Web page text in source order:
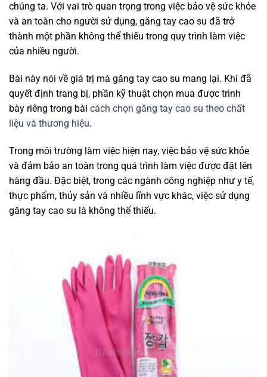
chúng ta. Với vai trò quan trọng trong việc bảo vệ sức khỏe
và an toàn cho người sử dụng, găng tay cao su đã trở
thành một phần không thể thiếu trong quy trình làm việc
của nhiều người.
Bài này nói về giá trị mà găng tay cao su mang lại. Khi đã
quyết định trang bị, phần kỹ thuật chọn mua được trình
bày riêng trong bài cách chọn găng tay cao su theo chất
liệu và thương hiệu.
Trong môi trường làm việc hiện nay, việc bảo vệ sức khỏe
và đảm bảo an toàn trong quá trình làm việc được đặt lên
hàng đầu. Đặc biệt, trong các ngành công nghiệp như y tế,
thực phẩm, thủy sản và nhiều lĩnh vực khác, việc sử dụng
găng tay cao su là không thể thiếu.